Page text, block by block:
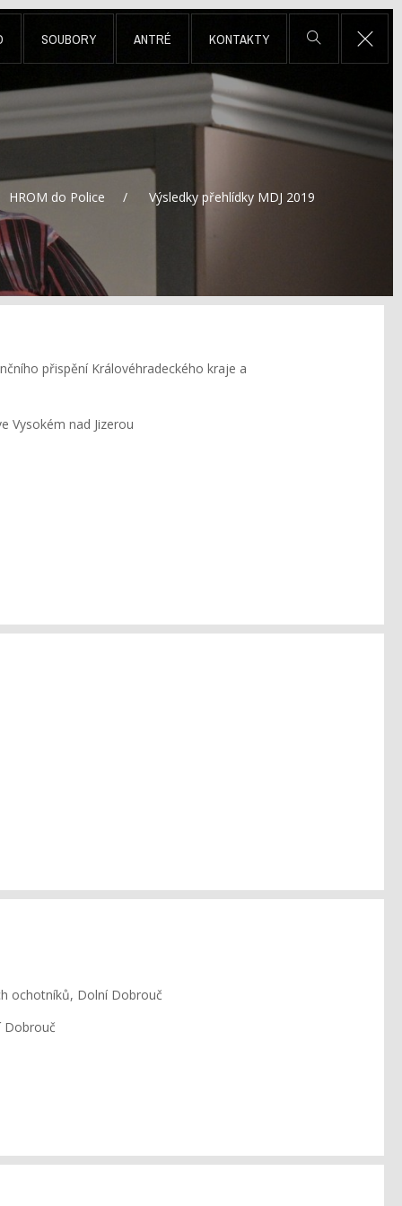
SOUBORY ANTRÉ KONTAKTY
HROM do Police Výsledky přehlídky MDJ 2019
přispění Královéhradeckého kraje a
Vysokém nad Jizerou
ochotníků, Dolní Dobrouč
Dobrouč